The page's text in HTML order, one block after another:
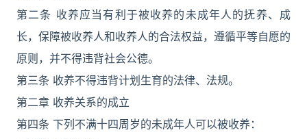
第二条 收养应当有利于被收养的未成年人的抚养、成
长，保障被收养人和收养人的合法权益，遵循平等自愿的
原则，并不得违背社会公德。
第三条 收养不得违背计划生育的法律、法规。
第二章 收养关系的成立
第四条 下列不满十四周岁的未成年人可以被收养：